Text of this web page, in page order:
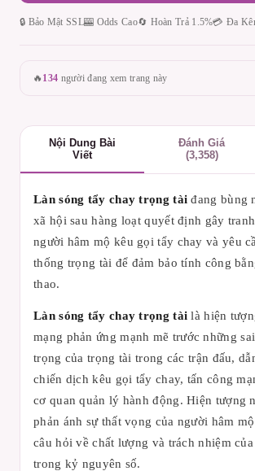
🔒 Bảo Mật SSL🎰 Odds Cao🔄 Hoàn Trả 1.5%💳 Đa
🔥 134 người đang xem trang này
Nội Dung Bài
Viết
Đánh Giá
(3,358)
Làn sóng tẩy chay trọng tài đang bùng
xã hội sau hàng loạt quyết định gây
người hâm mộ kêu gọi tẩy chay và yêu
thống trọng tài để đảm bảo tính công
thao.
Làn sóng tẩy chay trọng tài là hiện
mạng phản ứng mạnh mẽ trước những
trọng của trọng tài trong các trận đấu,
chiến dịch kêu gọi tẩy chay, tấn công
cơ quan quản lý hành động. Hiện tượng
phản ánh sự thất vọng của người hâm
câu hỏi về chất lượng và trách nhiệm
trong kỷ nguyên số.